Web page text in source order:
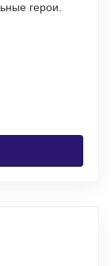
герои.